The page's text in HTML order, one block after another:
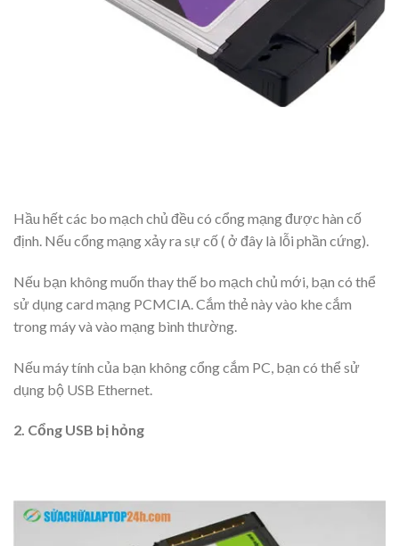
Hầu hết các bo mạch chủ đều có cổng mạng được hàn cố
định. Nếu cổng mạng xảy ra sự cố ( ở đây là lỗi phần cứng).
Nếu bạn không muốn thay thế bo mạch chủ mới, bạn có thể
sử dụng card mạng PCMCIA. Cắm thẻ này vào khe cắm
trong máy và vào mạng bình thường.
Nếu máy tính của bạn không cổng cắm PC, bạn có thể sử
dụng bộ USB Ethernet.
2. Cổng USB bị hỏng